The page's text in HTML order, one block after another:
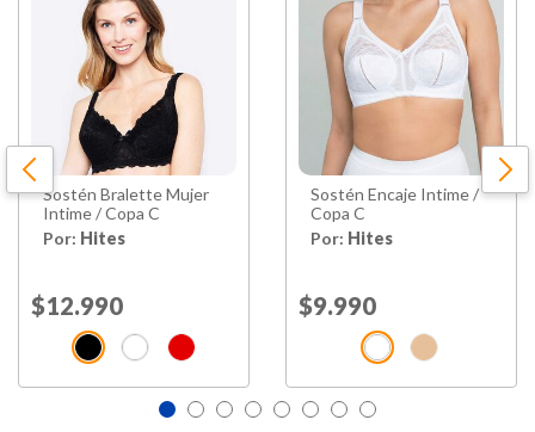
Sostén Bralette Mujer
Intime / Copa C
Por: Hites
Price reduced from
$12.990
Sostén Encaje Intime /
Copa C
Por: Hites
Price reduced from
$9.990